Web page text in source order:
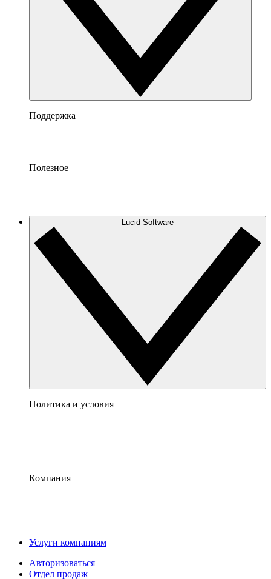
Поддержка
Полезное
Lucid Software
Политика и условия
Компания
Услуги компаниям
Авторизоваться
Отдел продаж